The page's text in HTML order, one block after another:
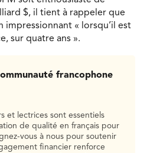
$, il tient à rappeler que
« lorsqu’il est
sur quatre ans ».
francophone
et lectrices sont essentiels
de qualité en français pour
vous à nous pour soutenir
financier renforce